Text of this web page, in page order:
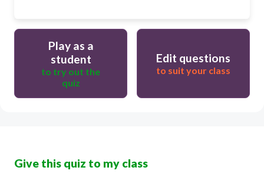
Play as a
student
to try out the
quiz
Edit questions
to suit your class
Give this quiz to my class